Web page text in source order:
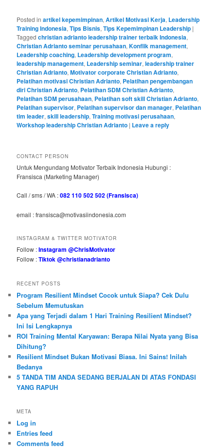
Posted in artikel kepemimpinan,Artikel Motivasi Kerja, Leadership
Training Indonesia,Tips Bisnis,Tips Kepemimpinan Leadership |
Tagged christian adrianto leadership trainer terbaik Indonesia,
Christian Adrianto seminar perusahaan,Konflik management,
Leadership coaching, Leadership development program,
leadership management, Leadership seminar,leadership trainer
Christian Adrianto,Motivator corporate Christian Adrianto,
Pelatihan motivasi Christian Adrianto, Pelatihan pengembangan
diri Christian Adrianto, Pelatihan SDM Christian Adrianto,
Pelatihan SDM perusahaan, Pelatihan soft skill Christian Adrianto,
Pelatihan supervisor, Pelatihan supervisor dan manager, Pelatihan
tim leader,skill leadership,Training motivasi perusahaan,
Workshop leadership Christian Adrianto | Leave a reply
CONTACT PERSON
Untuk Mengundang Motivator Terbaik Indonesia Hubungi :
Fransisca (Marketing Manager)
Call / sms / WA :082 110 502 502 (Fransisca)
email : fransisca@motivasiindonesia.com
INSTAGRAM & TWITTER MOTIVATOR
Follow :Instagram @ChrisMotivator
Follow :Tiktok @christianadrianto
RECENT POSTS
Program Resilient Mindset Cocok untuk Siapa? Cek Dulu
Sebelum Memutuskan
Apa yang Terjadi dalam 1 Hari Training Resilient Mindset?
Ini Isi Lengkapnya
ROI Training Mental Karyawan: Berapa Nilai Nyata yang Bisa
Dihitung?
Resilient Mindset Bukan Motivasi Biasa. Ini Sains! Inilah
Bedanya
5 TANDA TIM ANDA SEDANG BERJALAN DI ATAS FONDASI
YANG RAPUH
META
Log in
Entries feed
Comments feed